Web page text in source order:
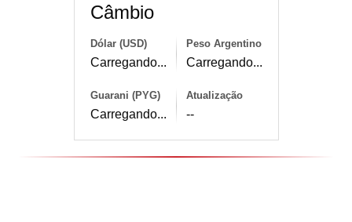
Câmbio
Dólar (USD)
Carregando...
Peso Argentino
Carregando...
Guarani (PYG)
Carregando...
Atualização
--